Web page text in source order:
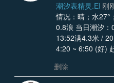
潮汐表精灵.EI 刚
情况：晴；水27°
0.8浪 当日潮汐
13:52满4.3米 /
4:20 ~ 6:50 (好)
删除